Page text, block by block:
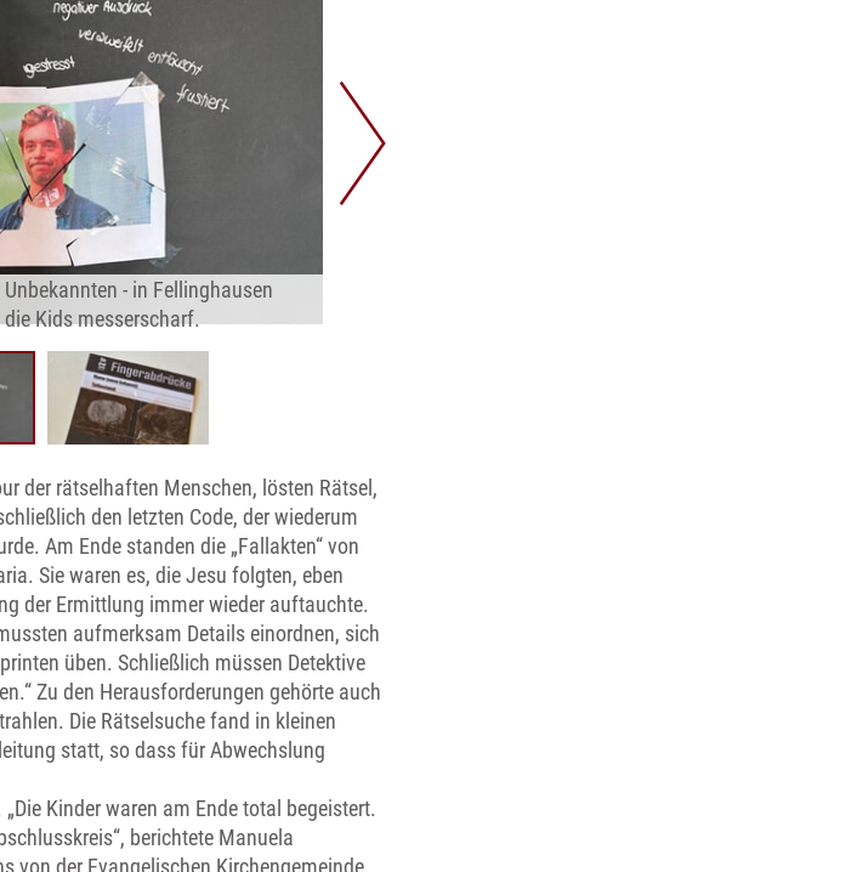
- in Fellinghausen
Kids messerscharf.
der rätselhaften Menschen, lösten Rätsel,
den letzten Code, der wiederum
Am Ende standen die „Fallakten“ von
Sie waren es, die Jesu folgten, eben
der Ermittlung immer wieder auftauchte.
aufmerksam Details einordnen, sich
üben. Schließlich müssen Detektive
Zu den Herausforderungen gehörte auch
Die Rätselsuche fand in kleinen
statt, so dass für Abwechslung
Kinder waren am Ende total begeistert.
berichtete Manuela
von der Evangelischen Kirchengemeinde